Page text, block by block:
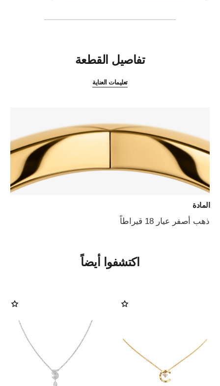
تفاصيل القطعة
تعليمات العناية
المادة
ذهب أصفر عيار 18 قيراطاً
اكتشفوا أيضاً